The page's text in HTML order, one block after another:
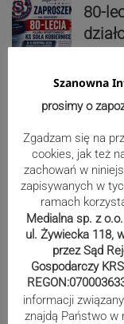
80-
Reklama
Szanowna
prosimy o
Zgadzam się na
cookies, jak też
zachowań w
zapisywanych w
ramach
Medialna sp. z
ul. Żywiecka 118,
przez Sąd
Gospodarczy
informacji
znajdą Państwo w